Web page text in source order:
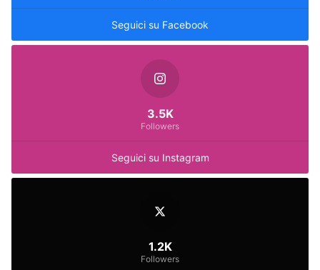
Seguici su Facebook
Seguici su Instagram
3.5K
Followers
1.2K
Followers